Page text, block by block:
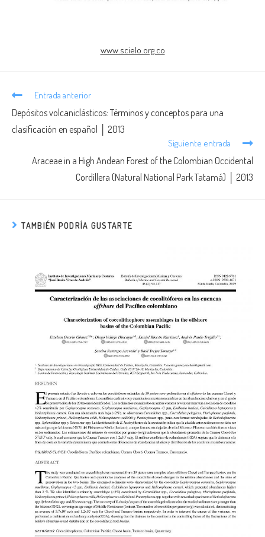
www.scielo.org.co
Entrada anterior
Depósitos volcaniclásticos: Términos y conceptos para una
clasificación en español │ 2013
Siguiente entrada
Araceae in a High Andean Forest of the Colombian Occidental
Cordillera (Natural National Park Tatamá) │ 2013
TAMBIÉN PODRÍA GUSTARTE